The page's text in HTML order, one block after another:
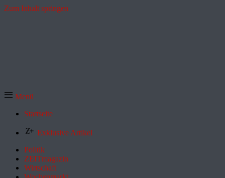
Zum Inhalt springen
Menü
Startseite
Exklusive Artikel
Politik
ZEITmagazin
Wirtschaft